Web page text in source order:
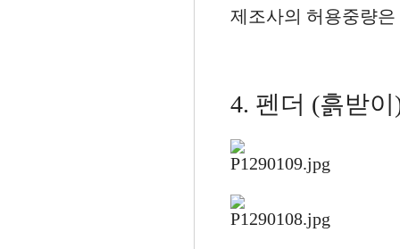
제조사의 허용중량
4. 펜더 (흙받이